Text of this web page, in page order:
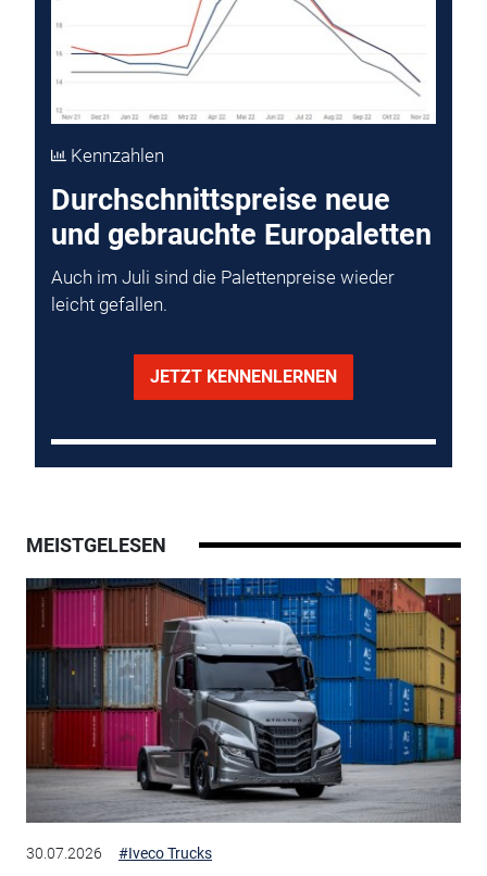
Kennzahlen
Durchschnittspreise neue
und gebrauchte Europaletten
Auch im Juli sind die Palettenpreise wieder
leicht gefallen.
JETZT KENNENLERNEN
MEISTGELESEN
30.07.2026 #Iveco Trucks